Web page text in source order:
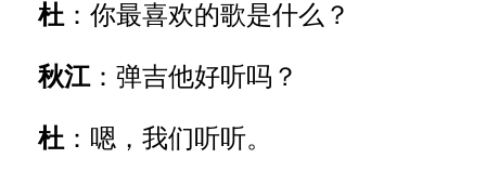
杜 ：你最喜欢的歌是什么？
秋江：弹吉他好听吗？
杜 ：嗯，我们听听。